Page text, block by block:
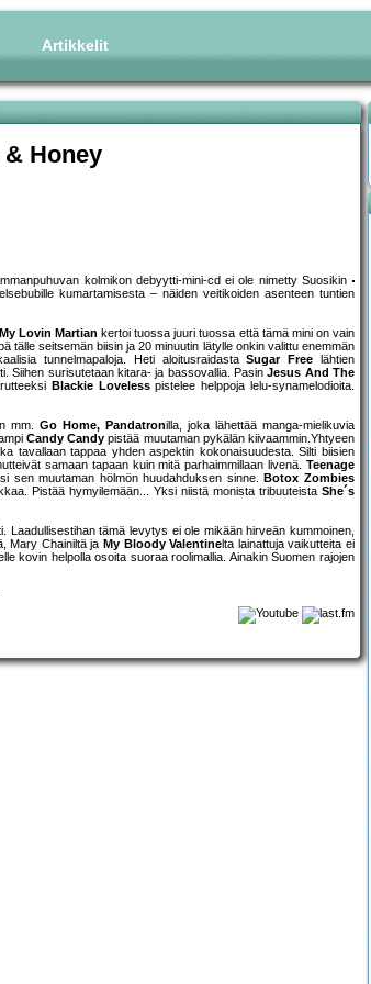
Artikkelit
& Honey
kolmikon debyytti-mini-cd ei ole nimetty Suosikin
kumartamisesta – näiden veitikoiden asenteen tuntien
My Lovin Martian kertoi tuossa juuri tuossa että tämä mini on vain
seitsemän biisin ja 20 minuutin lätylle onkin valittu enemmän
tunnelmapaloja. Heti aloitusraidastaSugar Free lähtien
Siihen surisutetaan kitara- ja bassovallia. PasinJesus And The
Blackie Lovelesspistelee helppoja lelu-synamelodioita.
mm. Go Home, Pandatronilla, joka lähettää manga-mielikuvia
Candy Candy pistää muutaman pykälän kiivaammin.Yhtyeen
tavallaan tappaa yhden aspektin kokonaisuudesta. Silti biisien
samaan tapaan kuin mitä parhaimmillaan livenä. Teenage
sen muutaman hölmön huudahduksen sinne. Botox Zombies
Pistää hymyilemään... Yksi niistä monista tribuuteista She´s
Laadullisestihan tämä levytys ei ole mikään hirveän kummoinen,
Mary Chainiltä ja My Bloody Valentinelta lainattuja vaikutteita ei
kovin helpolla osoita suoraa roolimallia. Ainakin Suomen rajojen